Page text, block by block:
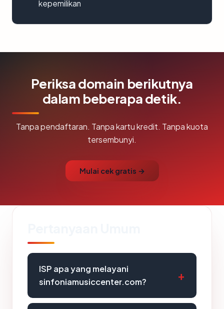
kepemilikan
Periksa domain berikutnya
dalam beberapa detik.
Tanpa pendaftaran. Tanpa kartu kredit. Tanpa kuota
tersembunyi.
Mulai cek gratis →
ISP apa yang melayani
sinfoniamusiccenter.com?